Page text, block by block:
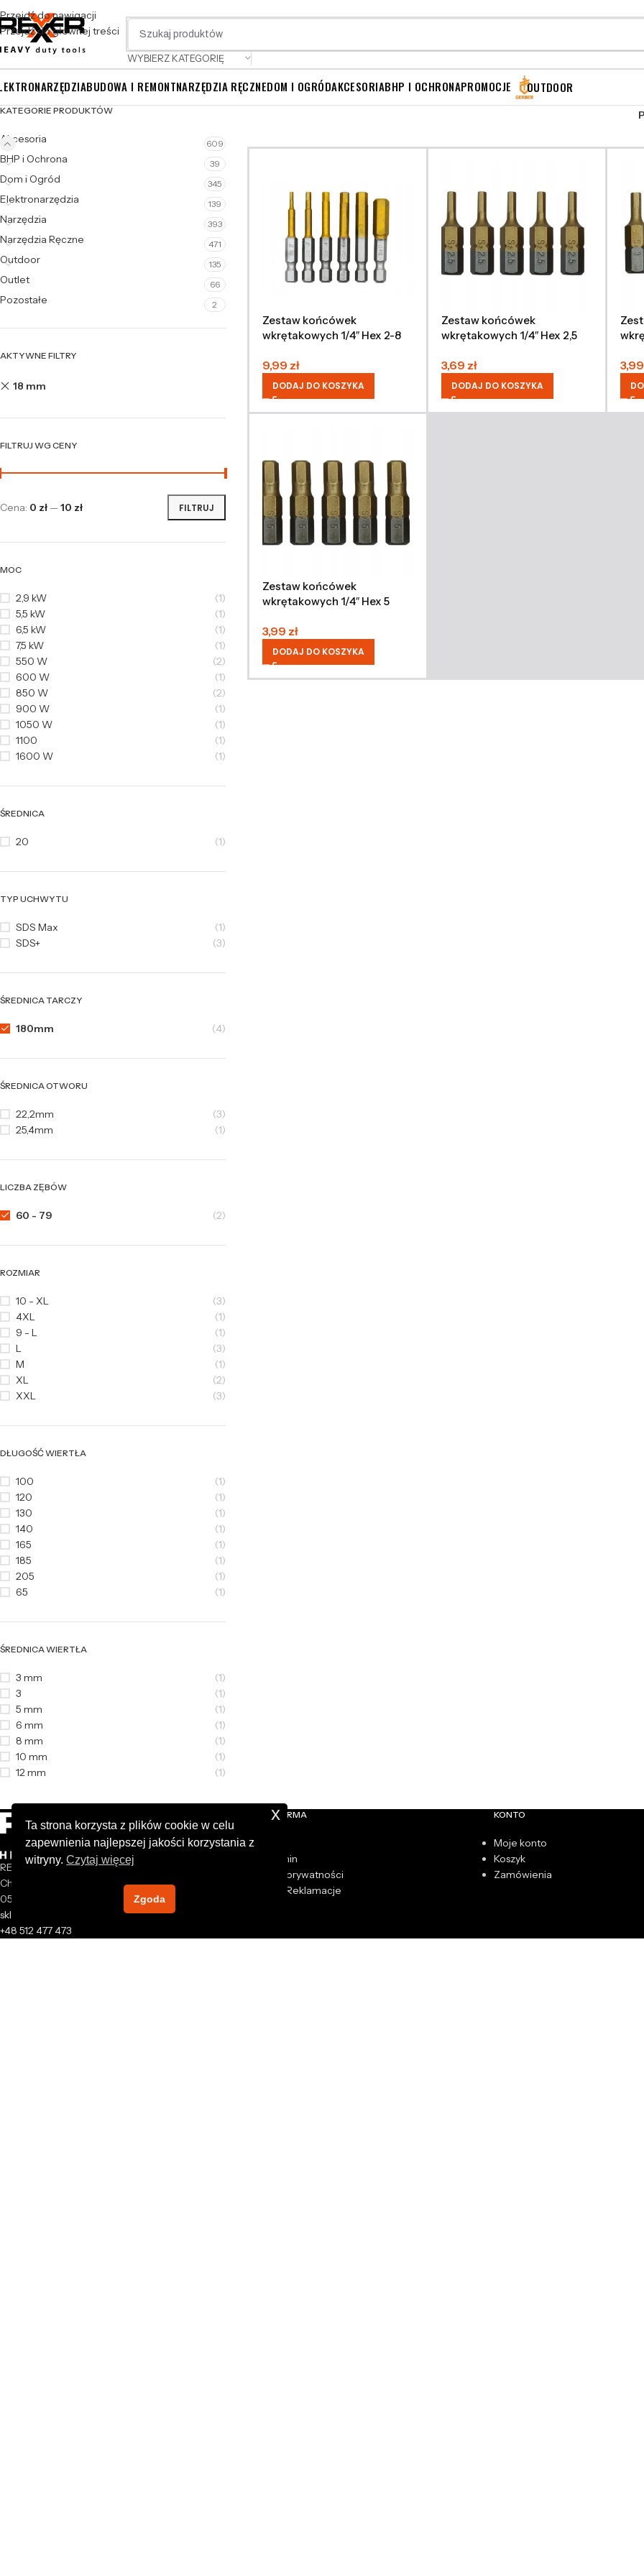
Przejdź do nawigacji
Przejdź do głównej treści
WYBIERZ KATEGORIĘ
BUDOWA I REMONTNARZĘDZIA RĘCZNEDOM I OGRÓDAKCESORIABHP I OCHRONAPROMOCJE OUTDOOR
KATEGORIE PRODUKTÓW
Akcesoria 609
BHP i Ochrona 39
Dom i Ogród 345
Elektronarzędzia 139
Narzędzia 393
Narzędzia Ręczne 471
Outdoor 135
Outlet 66
Pozostałe 2
AKTYWNE FILTRY
18 mm
FILTRUJ WG CENY
FILTRUJ
Cena: 0 zł —10 zł
MOC
2,9 kW
(1)
5,5 kW
(1)
6,5 kW
(1)
7,5 kW
(1)
550 W
(2)
600 W
(1)
850 W
(2)
900 W
(1)
1050 W
(1)
1100
(1)
1600 W
(1)
ŚREDNICA
20 (1)
TYP UCHWYTU
SDS Max
(1)
SDS+
(3)
ŚREDNICA TARCZY
180mm (4)
ŚREDNICA OTWORU
22,2mm
(3)
25,4mm
(1)
LICZBA ZĘBÓW
60 - 79 (2)
ROZMIAR
10 - XL
(3)
4XL
(1)
9 - L
(1)
L
(3)
M
(1)
XL
(2)
XXL
(3)
DŁUGOŚĆ WIERTŁA
100
(1)
120
(1)
130
(1)
140
(1)
165
(1)
185
(1)
205
(1)
65
(1)
ŚREDNICA WIERTŁA
3 mm
(1)
3
(1)
5 mm
(1)
6 mm
(1)
8 mm
(1)
10 mm
(1)
12 mm
(1)
Zestaw końcówek
wkrętakowych 1/4″ Hex 2-8
9,99 zł
DODAJ DO KOSZYKA
Zestaw końcówek
wkrętakowych 1/4″ Hex 2,5
3,69 zł
DODAJ DO KOSZYKA
Zestaw końcówek
wkrętakowych 1/4″ Hex 5
3,99 zł
DODAJ DO KOSZYKA
REXXER sp. z o.o.
Chrzanów Mały 44A
05-825 Grodzisk Mazowiecki
sklep@rexxer.pl
+48 512 477 473
NASZA FIRMA
O nas
Regulamin
Polityka prywatności
Zwroty i Reklamacje
KONTO
Moje konto
Koszyk
Zamówienia
Ta strona korzysta z plików cookie w celu
zapewnienia najlepszej jakości korzystania z
witryny.Czytaj więcej
Zgoda
x